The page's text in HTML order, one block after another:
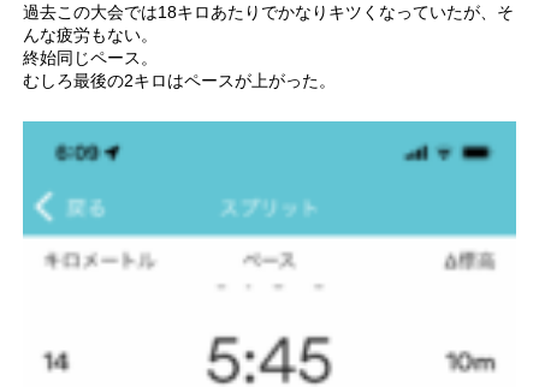
過去この大会では18キロあたりでかなりキツくなっていたが、そ
んな疲労もない。
終始同じペース。
むしろ最後の2キロはペースが上がった。